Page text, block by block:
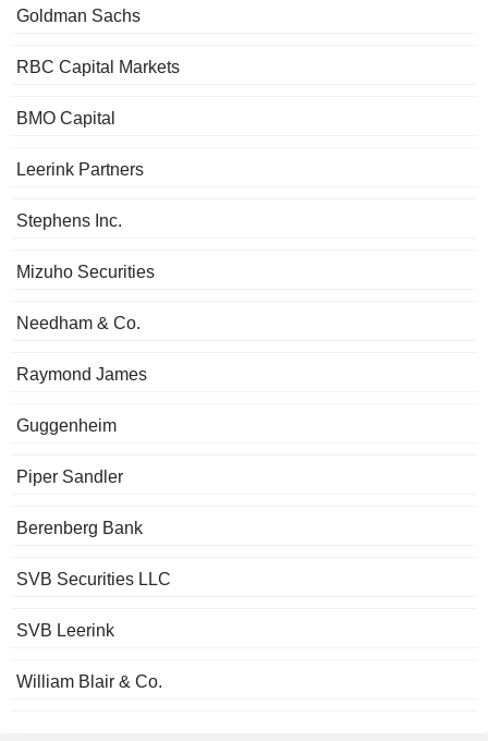
Goldman Sachs
RBC Capital Markets
BMO Capital
Leerink Partners
Stephens Inc.
Mizuho Securities
Needham & Co.
Raymond James
Guggenheim
Piper Sandler
Berenberg Bank
SVB Securities LLC
SVB Leerink
William Blair & Co.